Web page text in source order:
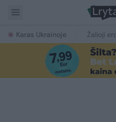
Karas Ukrainoje Žalioji